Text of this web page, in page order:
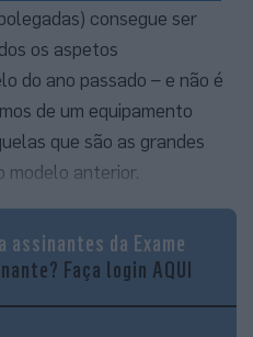
consegue ser
os aspetos
do ano passado – e não é
de um equipamento
que são as grandes
modelo anterior.
da Exame
Faça login AQUI